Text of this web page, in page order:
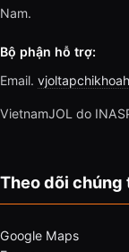
Nam.
Bộ phận hỗ trợ:
Email.
VietnamJOL do
Theo dõi chúng
Google Maps